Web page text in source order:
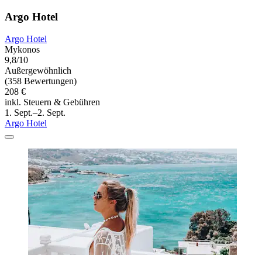
Argo Hotel
Argo Hotel
Mykonos
9,8/10
Außergewöhnlich
(358 Bewertungen)
208 €
inkl. Steuern & Gebühren
1. Sept.–2. Sept.
Argo Hotel